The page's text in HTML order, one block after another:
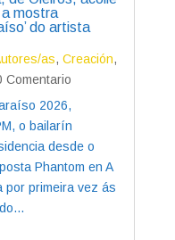
mostra
do artista
as, Creación,
Comentario
2026,
o bailarín
desde o
Phantom en A
por primeira vez ás